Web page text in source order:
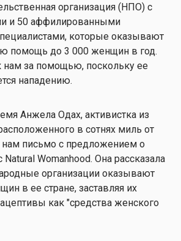
организация (НПО) с
и 50 аффилированными
которые оказывают
помощь до 3 000 женщин в год.
нам за помощью, поскольку ее
нападению.
Анжела Одах, активистка из
в сотнях миль от
нам письмо с предложением о
Natural Womanhood. Она рассказала
организации оказывают
в ее стране, заставляя их
как "средства женского